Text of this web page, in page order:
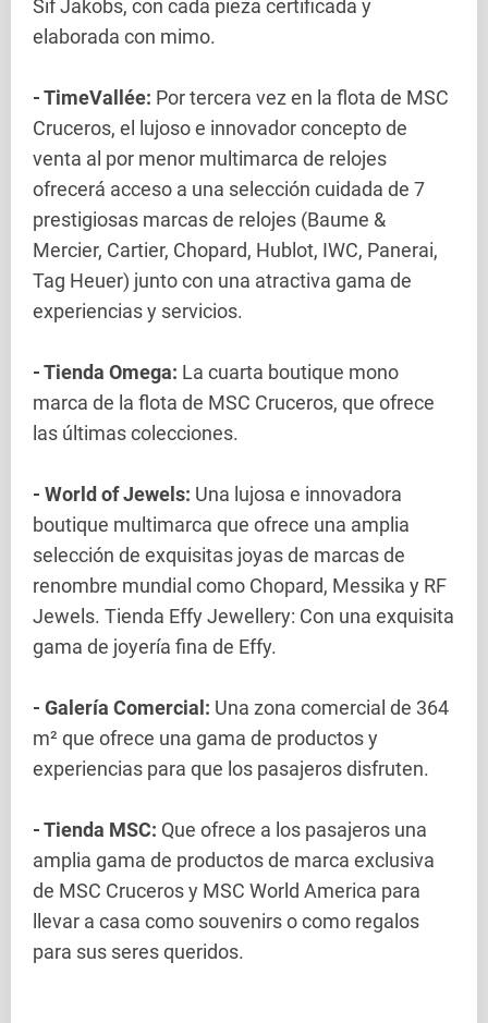
Sif Jakobs, con cada pieza certificada y
elaborada con mimo.
- TimeVallée: Por tercera vez en la flota de MSC
Cruceros, el lujoso e innovador concepto de
venta al por menor multimarca de relojes
ofrecerá acceso a una selección cuidada de 7
prestigiosas marcas de relojes (Baume &
Mercier, Cartier, Chopard, Hublot, IWC, Panerai,
Tag Heuer) junto con una atractiva gama de
experiencias y servicios.
- Tienda Omega: La cuarta boutique mono
marca de la flota de MSC Cruceros, que ofrece
las últimas colecciones.
- World of Jewels: Una lujosa e innovadora
boutique multimarca que ofrece una amplia
selección de exquisitas joyas de marcas de
renombre mundial como Chopard, Messika y RF
Jewels. Tienda Effy Jewellery: Con una exquisita
gama de joyería fina de Effy.
- Galería Comercial: Una zona comercial de 364
m² que ofrece una gama de productos y
experiencias para que los pasajeros disfruten.
- Tienda MSC: Que ofrece a los pasajeros una
amplia gama de productos de marca exclusiva
de MSC Cruceros y MSC World America para
llevar a casa como souvenirs o como regalos
para sus seres queridos.